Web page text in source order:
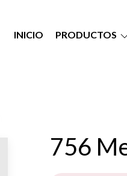
INICIO PRODUCTOS
756